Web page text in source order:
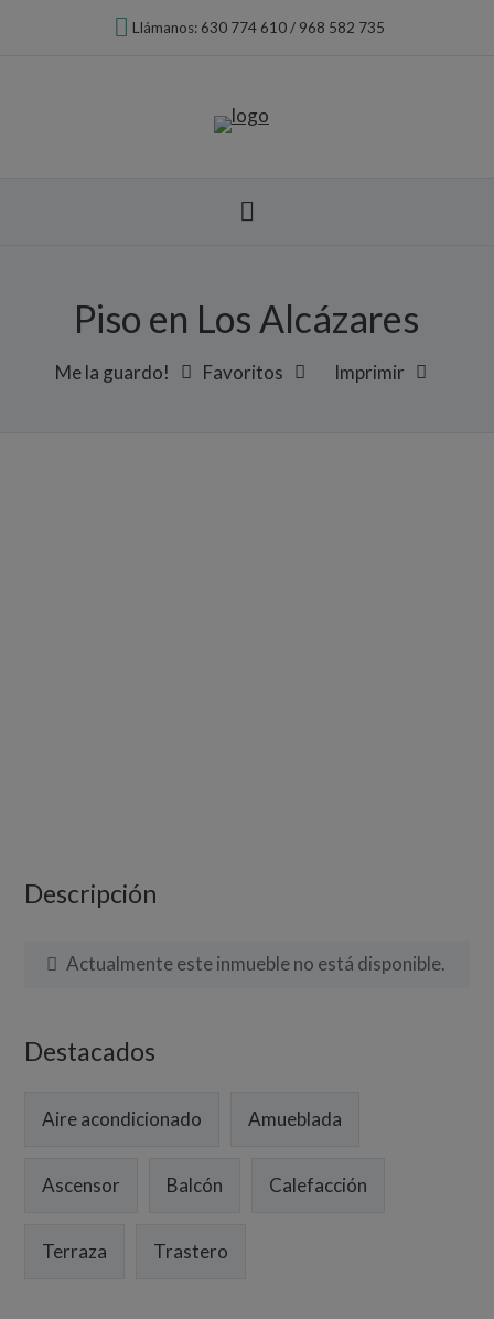
Llámanos: 630 774 610 / 968 582 735
Piso en Los Alcázares
Me la guardo! Favoritos Imprimir
Descripción
Actualmente este inmueble no está disponible.
Destacados
Aire acondicionado Amueblada
Ascensor Balcón Calefacción
Terraza Trastero